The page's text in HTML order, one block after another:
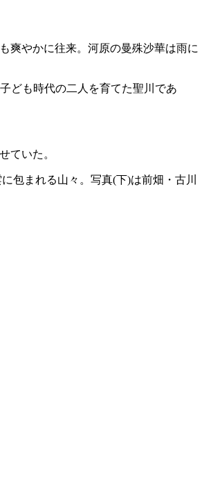
爽やかに往来。河原の曼殊沙華は雨に
ども時代の二人を育てた聖川であ
ていた。
包まれる山々。写真(下)は前畑・古川